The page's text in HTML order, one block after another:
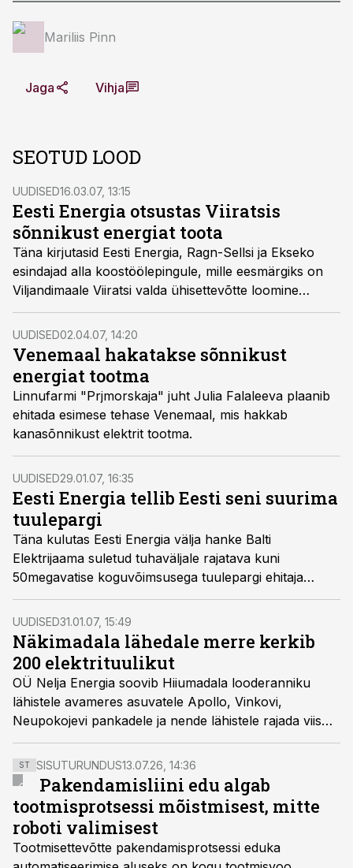
Mariliis Pinn
Jaga Vihja
SEOTUD LOOD
UUDISED16.03.07, 13:15
Eesti Energia otsustas Viiratsis
sõnnikust energiat toota
Täna kirjutasid Eesti Energia, Ragn-Sellsi ja Ekseko
esindajad alla koostöölepingule, mille eesmärgiks on
Viljandimaale Viiratsi valda ühisettevõtte loomine
biojäätmete ja sea vedelsõnniku baasil energia ja
väetise tootmiseks.
UUDISED02.04.07, 14:20
Venemaal hakatakse sõnnikust
energiat tootma
Linnufarmi "Prjmorskaja" juht Julia Falaleeva plaanib
ehitada esimese tehase Venemaal, mis hakkab
kanasõnnikust elektrit tootma.
UUDISED29.01.07, 16:35
Eesti Energia tellib Eesti seni suurima
tuulepargi
Täna kulutas Eesti Energia välja hanke Balti
Elektrijaama suletud tuhaväljale rajatava kuni
50megavatise koguvõimsusega tuulepargi ehitaja
leidmiseks.
UUDISED31.01.07, 15:49
Näkimadala lähedale merre kerkib
200 elektrituulikut
OÜ Nelja Energia soovib Hiiumadala looderanniku
lähistele avameres asuvatele Apollo, Vinkovi,
Neupokojevi pankadele ja nende lähistele rajada viis
tuuleparki.
ST SISUTURUNDUS13.07.26, 14:36
Pakendamisliini edu algab
tootmisprotsessi mõistmisest, mitte
roboti valimisest
Tootmisettevõtte pakendamisprotsessi eduka